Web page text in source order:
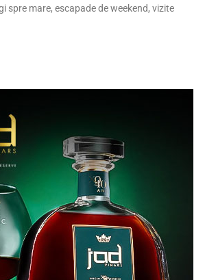
spre mare, escapade de weekend, vizite